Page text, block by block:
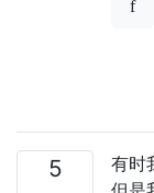
5
有时